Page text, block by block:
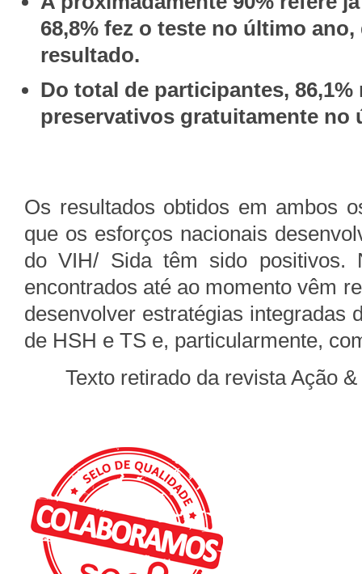
68,8% fez o teste no último
resultado.
Do total de participantes,
preservativos gratuitamente no
Os resultados obtidos em ambos
que os esforços nacionais
do VIH/ Sida têm sido positivos.
encontrados até ao momento vêm
desenvolver estratégias integradas
de HSH e TS e, particularmente,
Texto retirado da revista Ação